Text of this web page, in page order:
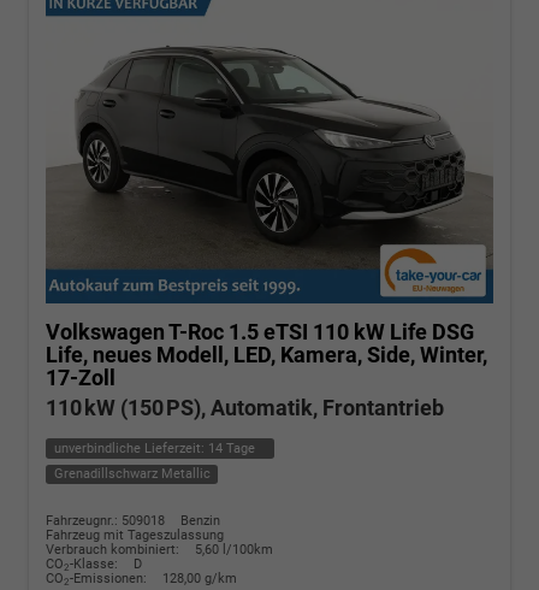
Volkswagen T-Roc 1.5 eTSI 110 kW Life DSG
Life, neues Modell, LED, Kamera, Side, Winter,
17-Zoll
110 kW (150 PS), Automatik, Frontantrieb
unverbindliche Lieferzeit: 14 Tage
Grenadillschwarz Metallic
Fahrzeugnr.: 509018
Benzin
Fahrzeug mit Tageszulassung
Verbrauch kombiniert:
5,60 l/100km
CO2-Klasse:
D
CO2-Emissionen: 128,00 g/km